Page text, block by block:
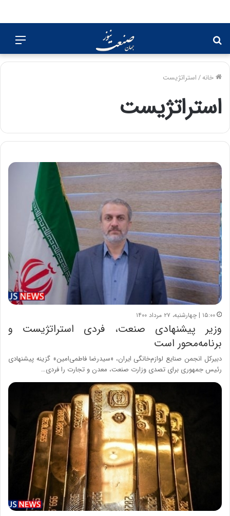
برای
خانه/استراتژیست
استراتژیست
۱۵:۰۰ | چهارشنبه، ۲۷ مرداد ۱۴۰۰
وزیر پیشنهادی صنعت، فردی استراتژیست و
برنامه‌محور است
دبیرکل انجمن صنایع لوازم‌خانگی ایران، «سیدرضا فاطمی‌امین» گزینه پیشنهادی
رئیس جمهوری برای تصدی وزارت صنعت، معدن و تجارت را فردی…